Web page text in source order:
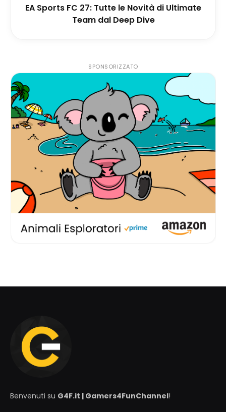
EA Sports FC 27: Tutte le Novità di Ultimate
Team dal Deep Dive
SPONSORIZZATO
Benvenuti su G4F.it | Gamers4FunChannel!